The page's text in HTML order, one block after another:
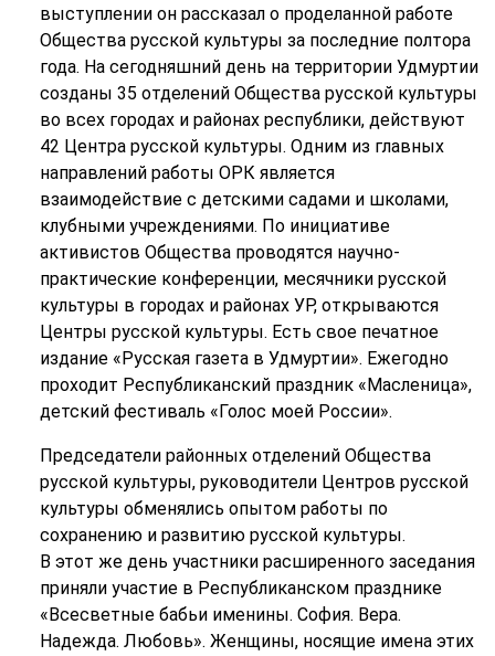
выступлении он рассказал о проделанной работе
Общества русской культуры за последние полтора
года. На сегодняшний день на территории Удмуртии
созданы 35 отделений Общества русской культуры
во всех городах и районах республики, действуют
42 Центра русской культуры. Одним из главных
направлений работы ОРК является
взаимодействие с детскими садами и школами,
клубными учреждениями. По инициативе
активистов Общества проводятся научно-
практические конференции, месячники русской
культуры в городах и районах УР, открываются
Центры русской культуры. Есть свое печатное
издание «Русская газета в Удмуртии». Ежегодно
проходит Республиканский праздник «Масленица»,
детский фестиваль «Голос моей России».
Председатели районных отделений Общества
русской культуры, руководители Центров русской
культуры обменялись опытом работы по
сохранению и развитию русской культуры.
В этот же день участники расширенного заседания
приняли участие в Республиканском празднике
«Всесветные бабьи именины. София. Вера.
Надежда. Любовь». Женщины, носящие имена этих